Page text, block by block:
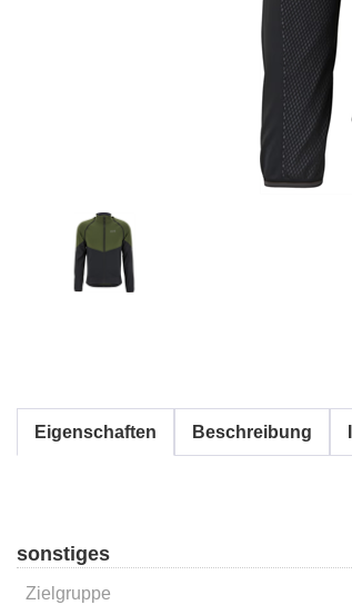
Eigenschaften Beschreibung
sonstiges
Zielgruppe